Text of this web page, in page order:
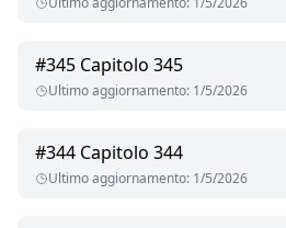
#345 Capitolo 345
Ultimo aggiornamento: 1/5/2026
#344 Capitolo 344
Ultimo aggiornamento: 1/5/2026